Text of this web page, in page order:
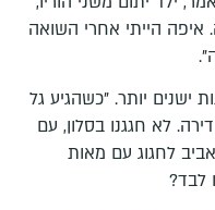
הייתי אחרי השואה
ישנים יותר. "כשהגיע גל
לא חגגנו בסלון, עם
לחגוג עם מאות
לבד?